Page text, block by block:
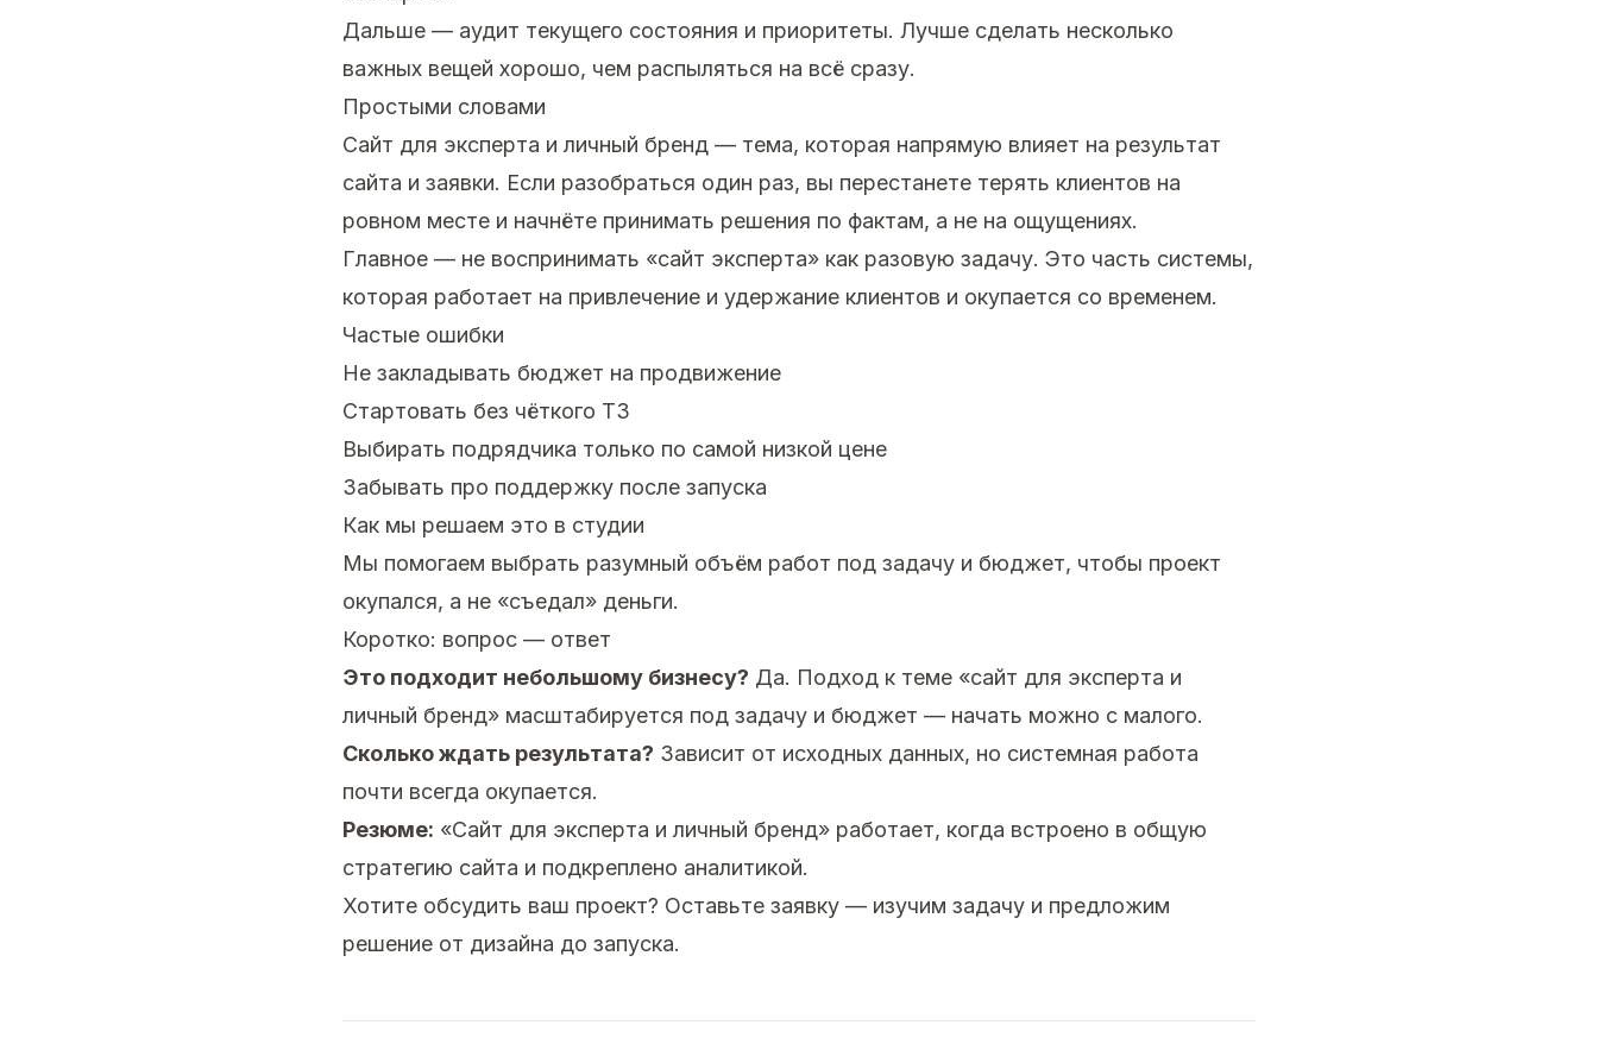
Дальше — аудит текущего состояния и приоритеты. Лучше сделать несколько
важных вещей хорошо, чем распыляться на всё сразу.
Простыми словами
Сайт для эксперта и личный бренд — тема, которая напрямую влияет на результат
сайта и заявки. Если разобраться один раз, вы перестанете терять клиентов на
ровном месте и начнёте принимать решения по фактам, а не на ощущениях.
Главное — не воспринимать «сайт эксперта» как разовую задачу. Это часть системы,
которая работает на привлечение и удержание клиентов и окупается со временем.
Частые ошибки
Не закладывать бюджет на продвижение
Стартовать без чёткого ТЗ
Выбирать подрядчика только по самой низкой цене
Забывать про поддержку после запуска
Как мы решаем это в студии
Мы помогаем выбрать разумный объём работ под задачу и бюджет, чтобы проект
окупался, а не «съедал» деньги.
Коротко: вопрос — ответ
Это подходит небольшому бизнесу? Да. Подход к теме «сайт для эксперта и
личный бренд» масштабируется под задачу и бюджет — начать можно с малого.
Сколько ждать результата? Зависит от исходных данных, но системная работа
почти всегда окупается.
Резюме: «Сайт для эксперта и личный бренд» работает, когда встроено в общую
стратегию сайта и подкреплено аналитикой.
Хотите обсудить ваш проект? Оставьте заявку — изучим задачу и предложим
решение от дизайна до запуска.